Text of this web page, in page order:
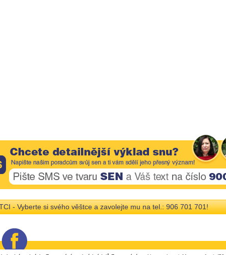
- Vyberte si svého věštce a zavolejte mu na tel.: 906 701 701!